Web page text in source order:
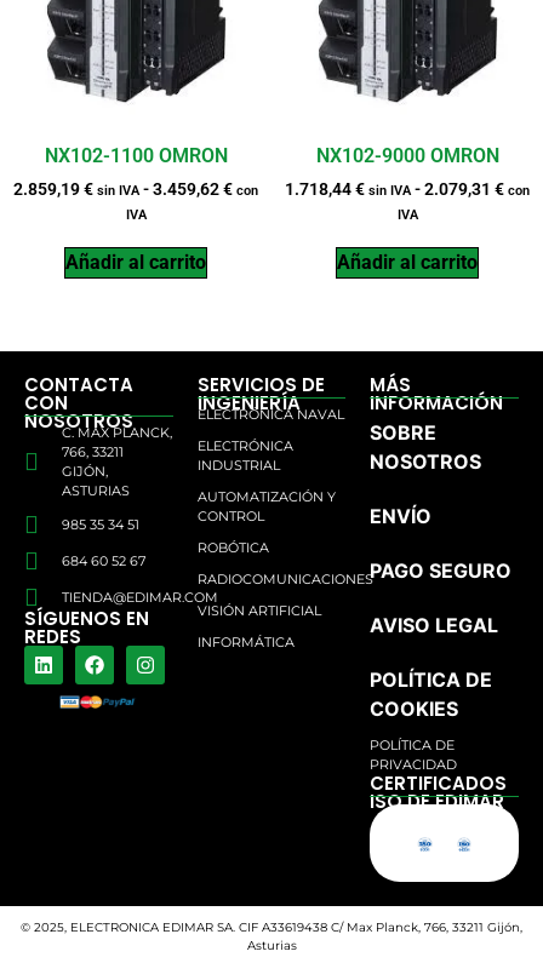
NX102-1100 OMRON
2.859,19€ sin IVA -3.459,62€ con
IVA
Añadir al carrito
NX102-9000 OMRON
1.718,44€ sin IVA -2.079,31 € con
IVA
Añadir al carrito
CONTACTA
CON
NOSOTROS
C. MAX PLANCK,
766, 33211
GIJÓN,
ASTURIAS
985 35 34 51
684 60 52 67
TIENDA@EDIMAR.COM
SÍGUENOS EN
REDES
SERVICIOS DE
INGENIERÍA
ELECTRÓNICA NAVAL
ELECTRÓNICA
INDUSTRIAL
AUTOMATIZACIÓN Y
CONTROL
ROBÓTICA
RADIOCOMUNICACIONES
VISIÓN ARTIFICIAL
INFORMÁTICA
MÁS
INFORMACIÓN
SOBRE
NOSOTROS
ENVÍO
PAGO SEGURO
AVISO LEGAL
POLÍTICA DE
COOKIES
POLÍTICA DE
PRIVACIDAD
CERTIFICADOS
ISO DE EDIMAR
© 2025, ELECTRONICA EDIMAR SA. CIF A33619438 C/ Max Planck, 766, 33211 Gijón,
Asturias